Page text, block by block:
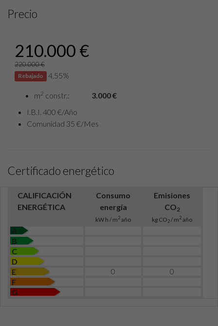
Precio
210.000 €
220.000 €
Rebajado 4,55%
m2 constr.:
3.000 €
I.B.I. 400 €/Año
Comunidad 35 €/Mes
Certificado energético
CALIFICACIÓN
ENERGÉTICA
Consumo
energía
kW h / m2año
Emisiones
CO2
kg CO2/ m2año
A
B
C
D
E
0
0
F
G